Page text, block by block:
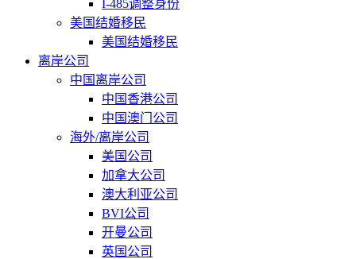
I-485调整身份
美国结婚移民
美国结婚移民
离岸公司
中国离岸公司
中国香港公司
中国澳门公司
海外/离岸公司
美国公司
加拿大公司
澳大利亚公司
BVI公司
开曼公司
英国公司